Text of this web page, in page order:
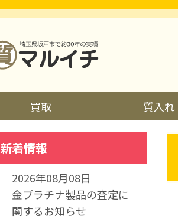
買取 質入れ
新着情報
2026年08月08日
金プラチナ製品の査定に
関するお知らせ